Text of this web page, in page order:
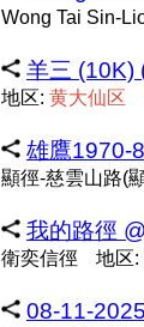
Wong Tai Sin-
羊三 (10K)
地区: 黄大仙区
雄鷹1970-
顯徑-慈雲山路(
我的路徑
衛奕信徑 地区:
08-11-